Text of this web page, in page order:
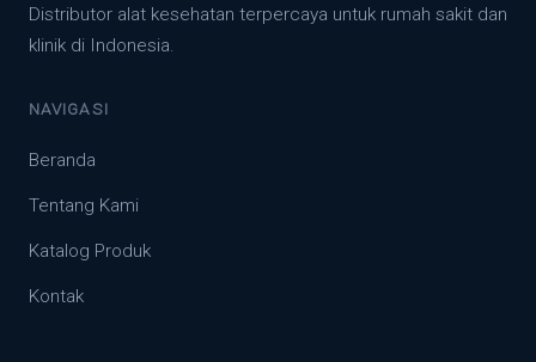
Distributor alat kesehatan terpercaya untuk rumah sakit dan
klinik di Indonesia.
NAVIGASI
Beranda
Tentang Kami
Katalog Produk
Kontak